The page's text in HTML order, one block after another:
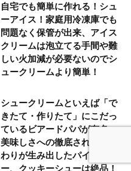
自宅でも簡単に作れる！シュ
ーアイス！家庭用冷凍庫でも
問題なく保管が出来、アイス
クリームは泡立てる手間や難
しい火加減が必要ないのでシ
ュークリームより簡単！
シュークリームといえば「で
きたて・作りたて」にこだっ
ているビアードパパが有名。
美味しさへの徹底されたこだ
わりが生み出したパイシュ
ー、クッキーシューは絶品！